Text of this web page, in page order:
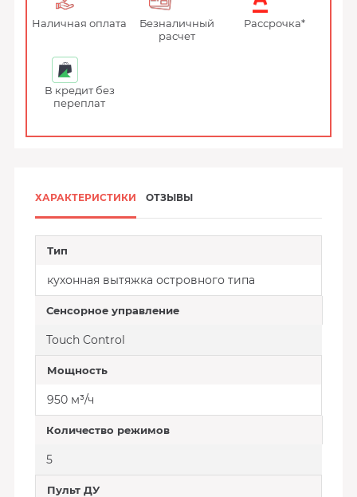
Наличная оплата
Безналичный
расчет
Рассрочка*
В кредит без
переплат
ХАРАКТЕРИСТИКИ ОТЗЫВЫ
Тип
кухонная вытяжка островного типа
Сенсорное управление
Touch Control
Мощность
950 м³/ч
Количество режимов
5
Пульт ДУ